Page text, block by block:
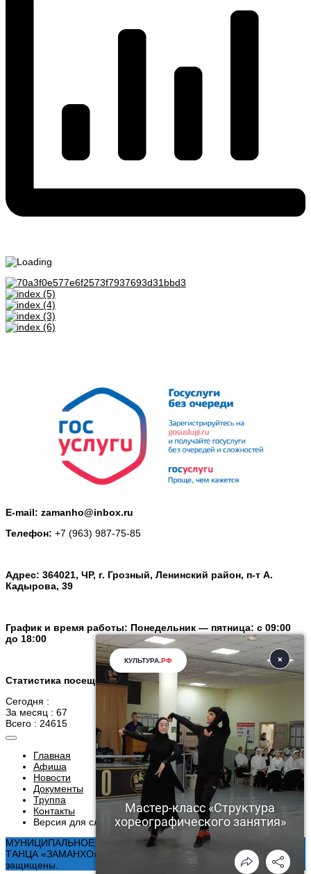
E-mail: zamanho@inbox.ru
Телефон: +7 (963) 987-75-85
Адрес: 364021, ЧР, г. Грозный, Ленинский район, п-т А.
Кадырова, 39
График и время работы: Понедельник — пятница: с 09:00
до 18:00
Статистика посещений
Сегодня :
За месяц : 67
Всего : 24615
Главная
Афиша
Новости
Документы
Труппа
Контакты
Версия для слабовидящих
МУНИЦИПАЛЬНОЕ БЮДЖЕТНОЕ УЧРЕЖДЕНИЕ АНСАМБЛЬ
ТАНЦА «ЗАМАНХО» Г. ГРОЗНОГО © 2026. Все права
защищены.